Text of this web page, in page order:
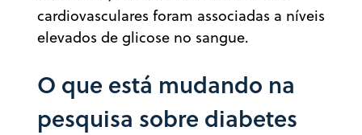
cardiovasculares foram associadas a níveis
elevados de glicose no sangue.
O que está mudando na
pesquisa sobre diabetes